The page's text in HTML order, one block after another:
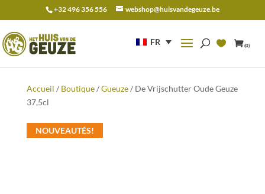
+32 496 356 556 webshop@huisvandegeuze.be
FR (0)
pour :
Accueil / Boutique/Gueuze/ De Vrijschutter Oude Geuze
37,5cl
NOUVEAUTÉS!